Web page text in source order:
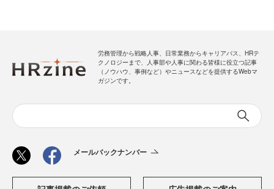
労務管理から戦略人事、日常業務からキャリアパス、HRテ
クノロジーまで、人事部や人事に関わる皆様に役立つ記事
（ノウハウ、事例など）やニュースなどを提供するWebマ
ガジンです。
メールバックナンバー